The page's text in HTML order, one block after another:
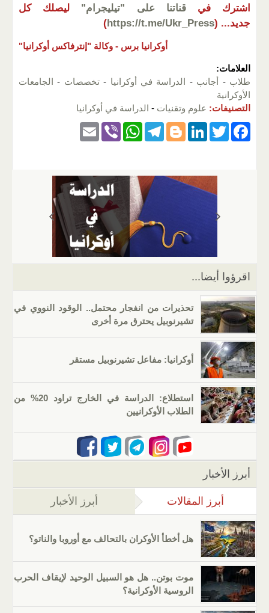
اشترك في قناتنا على "تيليجرام"
ليصلك كل
جديد... (
https://t.me/Ukr_Press
)
أوكرانيا برس - وكالة "إنترفاكس أوكرانيا"
العلامات:
طلاب - أجانب - الدراسة في أوكرانيا -تخصصات - الجامعات
الأوكرانية
التصنيفات: علوم وتقنيات - الدراسة في أوكرانيا
F
k
T
er
Li
e
n
Bl
T
gr
a
m
W
s
A
p
p
Vi
اقرؤوا أيضا...
تحذيرات من انفجار محتمل.. الوقود النووي في
تشيرنوبيل يحترق مرة أخرى
أوكرانيا: مفاعل تشيرنوبيل مستقر
استطلاع: الدراسة في الخارج تراود 20% من
الطلاب الأوكرانيين
أبرز الأخبار
أبرز المقالات (علامة التبويب النشطة)
أبرز الأخبار
هل أخطأ الأوكران بالتحالف مع أوروبا والناتو؟
موت بوتن.. هل هو السبيل الوحيد لإيقاف الحرب
الروسية الأوكرانية؟